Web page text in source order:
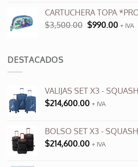
era:
$9,600.00.
es:
CARTUCHERA TOPA
$3,500.00 El
$990.00El+ IVA
DESTACADOS
VALIJAS SET X3 - SQUASH
$214,600.00 + IVA
BOLSO SET X3 - SQUASH
$214,600.00 + IVA